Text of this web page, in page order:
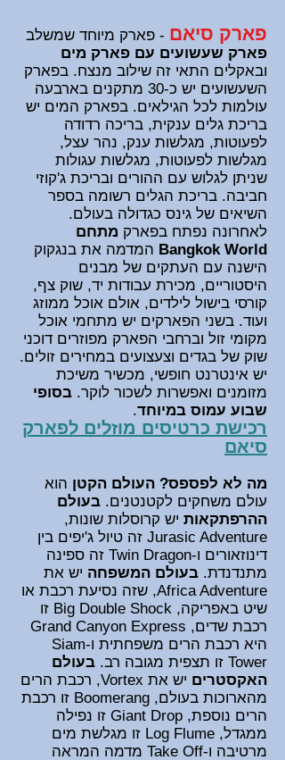
פארק סיאם - פארק מיוחד שמשלב
פארק שעשועים עם פארק מים
ובאקלים התאי זה שילוב מנצח. בפארק
השעשועים יש כ-30 מתקנים בארבעה
עולמות לכל הגילאים. בפארק המים יש
בריכת גלים ענקית, בריכה רדודה
לפעוטות, מגלשות ענק, נהר עצל,
מגלשות לפעוטות, מגלשות עגולות
שניתן לגלוש עם ההורים ובריכת ג'קוזי
חביבה. בריכת הגלים רשומה בספר
השיאים של גינס כגדולה בעולם.
לאחרונה נפתח בפארק מתחם
Bangkok World המדמה את בנגקוק
הישנה עם העתקים של מבנים
היסטוריים, מכירת עבודות יד, שוק צף,
קורסי בישול לילדים, אולם אוכל ממוזג
ועוד. בשני הפארקים יש מתחמי אוכל
מקומי זול וברחבי הפארק מפוזרים דוכני
שוק של בגדים וצעצועים במחירים זולים.
יש אינטרנט חופשי, מכשיר משיכת
מזומנים ואפשרות לשכור לוקר. בסופי
שבוע עמוס במיוחד.
רכישת כרטיסים מוזלים לפארק
סיאם
מה לא לפספס? העולם הקטן הוא
עולם משחקים לקטנטנים. בעולם
ההרפתקאות יש קרוסלות שונות,
Jurasic Adventure זה טיול ג'יפים בין
דינוזאורים ו-Twin Dragon זה ספינה
מתנדנדת. בעולם המשפחה יש את
Africa Adventure, שזה נסיעת רכבת או
שיט באפריקה, Big Double Shock זו
רכבת שדים, Grand Canyon Express
היא רכבת הרים משפחתית ו-Siam
Tower זו תצפית מגובה רב.
בעולם
האקסטרים
יש את Vortex, רכבת הרים
מהארוכות בעולם, Boomerang זו רכבת
הרים נוספת, Giant Drop זו נפילה
ממגדל, Log Flume זו מגלשת מים
מרטיבה ו-Take Off מדמה המראה